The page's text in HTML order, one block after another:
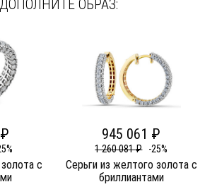
ДОПОЛНИТЕ ОБРАЗ:
c
945 061 ₽
1 260 081 ₽ -25%
Серьги из желтого золота c
бриллиантами